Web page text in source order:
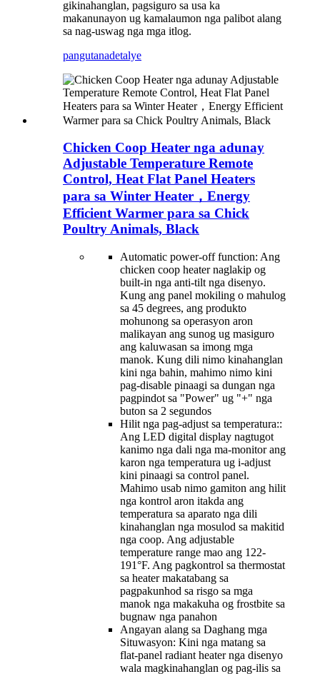
gikinahanglan, pagsiguro sa usa ka
makanunayon ug kamalaumon nga palibot alang
sa nag-uswag nga mga itlog.
pangutanadetalye
Chicken Coop Heater nga adunay
Adjustable Temperature Remote
Control, Heat Flat Panel Heaters
para sa Winter Heater，Energy
Efficient Warmer para sa Chick
Poultry Animals, Black
Automatic power-off function: Ang
chicken coop heater naglakip og
built-in nga anti-tilt nga disenyo.
Kung ang panel mokiling o mahulog
sa 45 degrees, ang produkto
mohunong sa operasyon aron
malikayan ang sunog ug masiguro
ang kaluwasan sa imong mga
manok. Kung dili nimo kinahanglan
kini nga bahin, mahimo nimo kini
pag-disable pinaagi sa dungan nga
pagpindot sa "Power" ug "+" nga
buton sa 2 segundos
Hilit nga pag-adjust sa temperatura::
Ang LED digital display nagtugot
kanimo nga dali nga ma-monitor ang
karon nga temperatura ug i-adjust
kini pinaagi sa control panel.
Mahimo usab nimo gamiton ang hilit
nga kontrol aron itakda ang
temperatura sa aparato nga dili
kinahanglan nga mosulod sa makitid
nga coop. Ang adjustable
temperature range mao ang 122-
191°F. Ang pagkontrol sa thermostat
sa heater makatabang sa
pagpakunhod sa risgo sa mga
manok nga makakuha og frostbite sa
bugnaw nga panahon
Angayan alang sa Daghang mga
Situwasyon: Kini nga matang sa
flat-panel radiant heater nga disenyo
wala magkinahanglan og pag-ilis sa